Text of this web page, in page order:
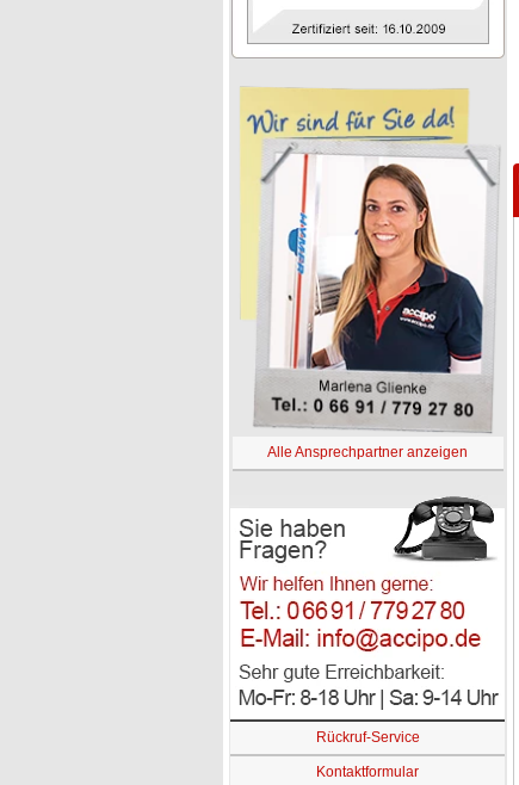
Alle Ansprechpartner anzeigen
Rückruf-Service
Kontaktformular